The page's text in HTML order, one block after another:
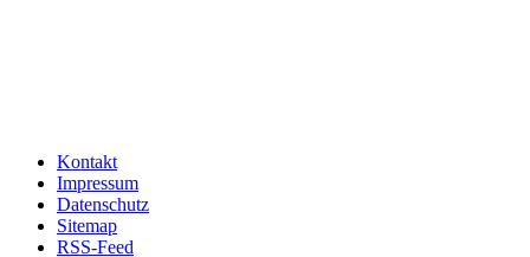
Kontakt
Impressum
Datenschutz
Sitemap
RSS-Feed